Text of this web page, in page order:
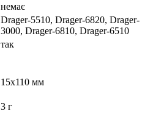
немає
Drager-5510, Drager-6820, Drager-
3000, Drager-6810, Drager-6510
так
15х110 мм
3 г